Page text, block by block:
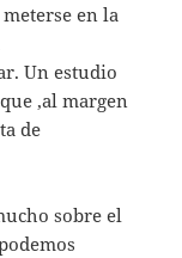
en la
Un estudio
,al margen
de
sobre el